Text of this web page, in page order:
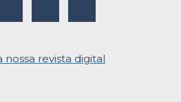
nossa revista digital